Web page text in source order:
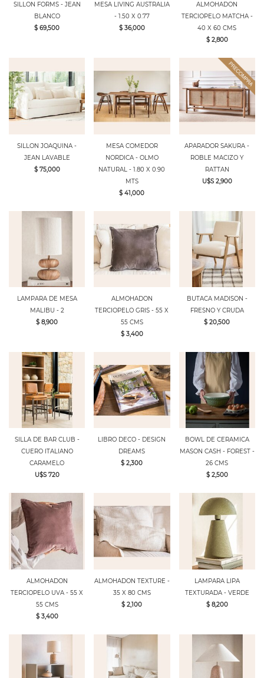
SILLON FORMS - JEAN
BLANCO
$ 69,500
MESA LIVING AUSTRALIA
- 1.50 X 0.77
$ 36,000
ALMOHADON
TERCIOPELO MATCHA -
40 X 60 CMS
$ 2,800
SILLON JOAQUINA -
JEAN LAVABLE
$ 75,000
MESA COMEDOR
NORDICA - OLMO
NATURAL - 1.80 X 0.90
MTS
$ 41,000
APARADOR SAKURA -
ROBLE MACIZO Y
RATTAN
U$S 2,900
LAMPARA DE MESA
MALIBU - 2
$ 8,900
ALMOHADON
TERCIOPELO GRIS - 55 X
55 CMS
$ 3,400
BUTACA MADISON -
FRESNO Y CRUDA
$ 20,500
SILLA DE BAR CLUB -
CUERO ITALIANO
CARAMELO
U$S 720
LIBRO DECO - DESIGN
DREAMS
$ 2,300
BOWL DE CERAMICA
MASON CASH - FOREST -
26 CMS
$ 2,500
ALMOHADON
TERCIOPELO UVA - 55 X
55 CMS
$ 3,400
ALMOHADON TEXTURE -
35 X 80 CMS
$ 2,100
LAMPARA LIPA
TEXTURADA - VERDE
$ 8,200